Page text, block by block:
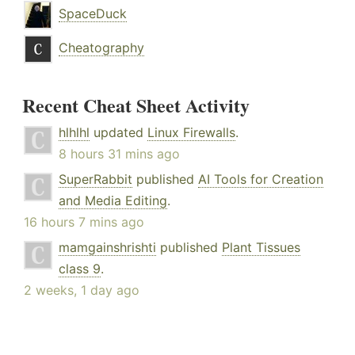
SpaceDuck
Cheatography
Recent Cheat Sheet Activity
hlhlhl updated Linux Firewalls.
8 hours 31 mins ago
SuperRabbit published AI Tools for Creation
and Media Editing.
16 hours 7 mins ago
mamgainshrishti published Plant Tissues
class 9.
2 weeks, 1 day ago